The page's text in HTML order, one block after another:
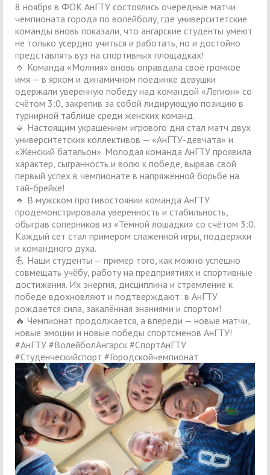
8 ноября в ФОК АнГТУ состоялись очередные матчи
чемпионата города по волейболу, где университетские
команды вновь показали, что ангарские студенты умеют
не только усердно учиться и работать, но и достойно
представлять вуз на спортивных площадках!
🔹 Команда «Молния» вновь оправдала своё громкое
имя — в ярком и динамичном поединке девушки
одержали уверенную победу над командой «Легион» со
счётом 3:0, закрепив за собой лидирующую позицию в
турнирной таблице среди женских команд.
🔹 Настоящим украшением игрового дня стал матч двух
университетских коллективов — «АнГТУ-девчата» и
«Женский батальон». Молодая команда АнГТУ проявила
характер, сыгранность и волю к победе, вырвав свой
первый успех в чемпионате в напряжённой борьбе на
тай-брейке!
🔹 В мужском противостоянии команда АнГТУ
продемонстрировала уверенность и стабильность,
обыграв соперников из «Тёмной лошадки» со счётом 3:0.
Каждый сет стал примером слаженной игры, поддержки
и командного духа.
💪 Наши студенты — пример того, как можно успешно
совмещать учёбу, работу на предприятиях и спортивные
достижения. Их энергия, дисциплина и стремление к
победе вдохновляют и подтверждают: в АнГТУ
рождается сила, закалённая знаниями и спортом!
🔥 Чемпионат продолжается, а впереди — новые матчи,
новые эмоции и новые победы спортсменов АнГТУ!
#АнГТУ #ВолейболАнгарск #СпортАнГТУ
#Студенческийспорт #Городскойчемпионат